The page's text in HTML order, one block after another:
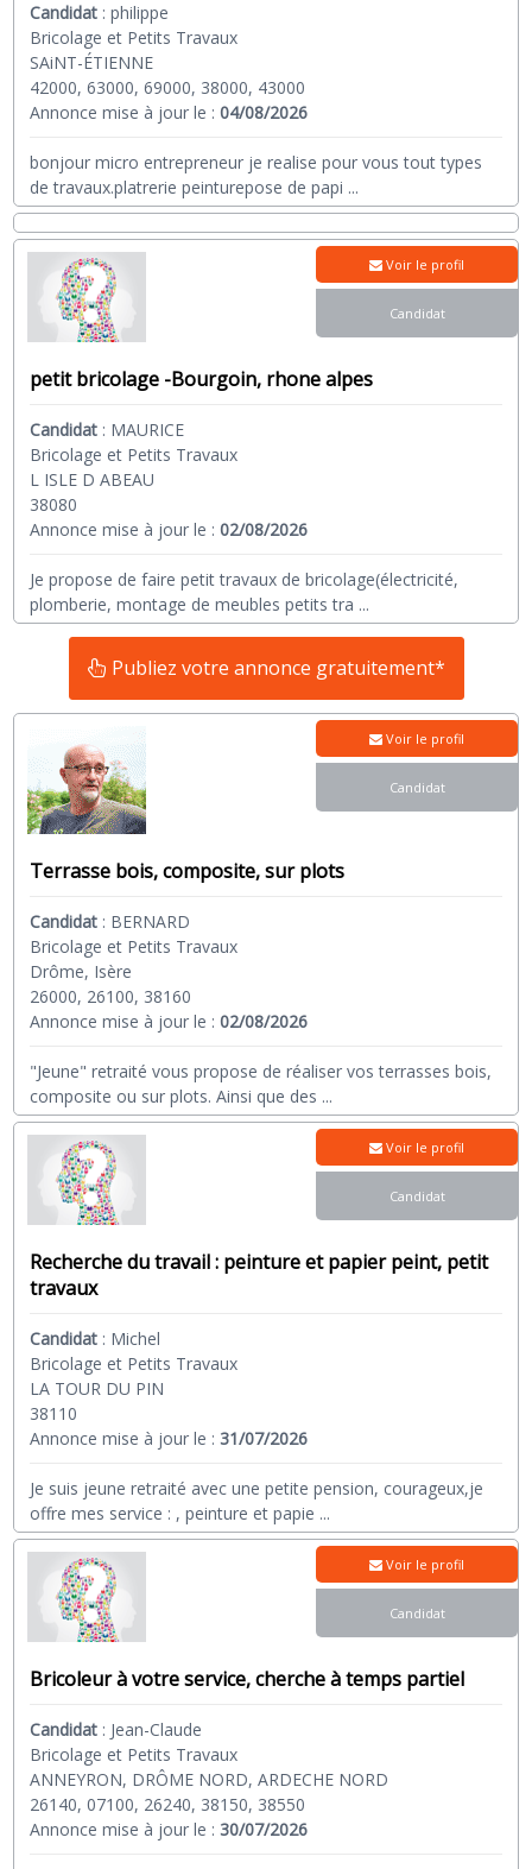
Candidat :philippe
Bricolage et Petits Travaux
SAiNT-ÉTIENNE
42000, 63000, 69000, 38000, 43000
Annonce mise à jour le :04/08/2026
bonjour micro entrepreneur je realise pour vous tout types
de travaux.platrerie peinturepose de papi ...
petit bricolage -Bourgoin, rhone alpes
Candidat : MAURICE
Bricolage et Petits Travaux
L ISLE D ABEAU
38080
Annonce mise à jour le :02/08/2026
Je propose de faire petit travaux de bricolage(électricité,
plomberie, montage de meubles petits tra ...
Voir le profil
Candidat
Publiez votre annonce gratuitement*
Terrasse bois, composite, sur plots
Candidat : BERNARD
Bricolage et Petits Travaux
Drôme, Isère
26000, 26100, 38160
Annonce mise à jour le :02/08/2026
"Jeune" retraité vous propose de réaliser vos terrasses bois,
composite ou sur plots. Ainsi que des ...
Voir le profil
Candidat
Recherche du travail : peinture et papier peint, petit
travaux
Candidat : Michel
Bricolage et Petits Travaux
LA TOUR DU PIN
38110
Annonce mise à jour le :31/07/2026
Je suis jeune retraité avec une petite pension, courageux,je
offre mes service : , peinture et papie ...
Voir le profil
Candidat
Bricoleur à votre service, cherche à temps partiel
Candidat : Jean-Claude
Bricolage et Petits Travaux
ANNEYRON, DRÔME NORD, ARDECHE NORD
26140, 07100, 26240, 38150, 38550
Annonce mise à jour le :30/07/2026
Voir le profil
Candidat